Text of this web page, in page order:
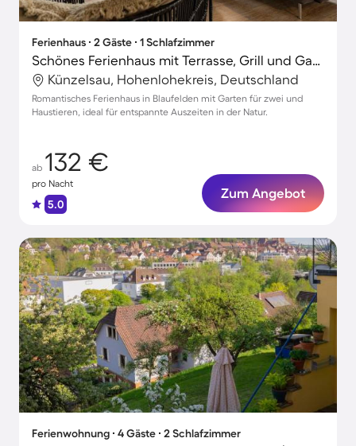
Ferienhaus ∙ 2 Gäste ∙ 1 Schlafzimmer
Schönes Ferienhaus mit Terrasse, Grill und Garten | Haustiere erlaubt
Künzelsau, Hohenlohekreis, Deutschland
Romantisches Ferienhaus in Blaufelden mit Garten für zwei und
Haustieren, ideal für entspannte Auszeiten in der Natur.
ab 132 €
pro Nacht
5.0
Zum Angebot
Ferienwohnung ∙ 4 Gäste ∙ 2 Schlafzimmer